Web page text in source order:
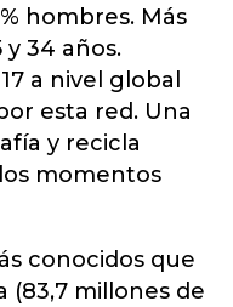
hombres. Más
34 años.
a nivel global
esta red. Una
y recicla
momentos
conocidos que
(83,7 millones de